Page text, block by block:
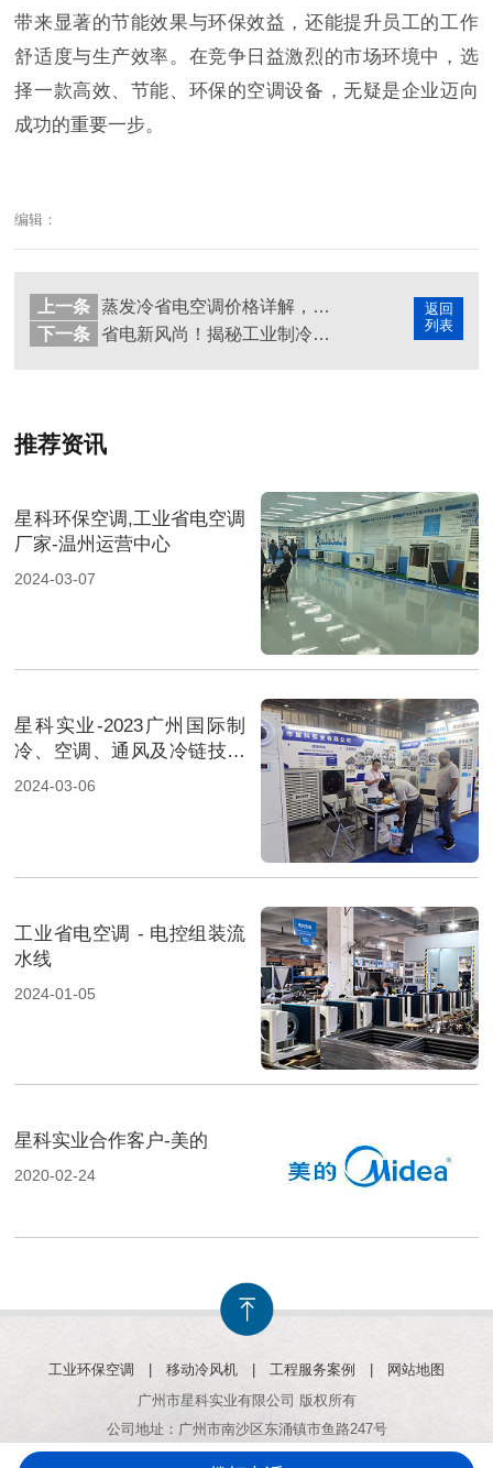
带来显著的节能效果与环保效益，还能提升员工的工作
舒适度与生产效率。在竞争日益激烈的市场环境中，选
择一款高效、节能、环保的空调设备，无疑是企业迈向
成功的重要一步。
编辑：
返回
列表
上一条
蒸发冷省电空调价格详解，让你明智选择，不虚一读
下一条
省电新风尚！揭秘工业制冷空调如何变身工业省电空调
推荐资讯
星科环保空调,工业省电空调
厂家-温州运营中心
2024-03-07
星科实业-2023广州国际制
冷、空调、通风及冷链技术
展览会-2
2024-03-06
工业省电空调 - 电控组装流
水线
2024-01-05
星科实业合作客户-美的
2020-02-24
工业环保空调 移动冷风机 工程服务案例
网站地图
广州市星科实业有限公司 版权所有
公司地址：广州市南沙区东涌镇市鱼路247号